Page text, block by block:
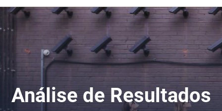
Análise de Resultados